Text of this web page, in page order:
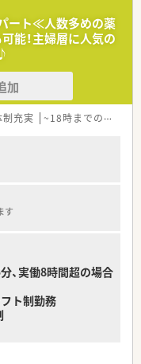
ンスよく経験を積めま
の処方箋に基づき、正確
査、服薬指導を行いま
ラの漢方を適切に管理
ら施設への配薬、適切な
的に実施します。
、待合室は広々として調
きやすい環境です。
、日々の些細な疑義照会
決できる好環境です。
生労働大臣より「えるぼ
長く働ける職場です。
パート≪人数多めの薬
能！主婦層に人気の
加
制充実 ~18時までの職場
す
実働8時間超の場合
ト制勤務